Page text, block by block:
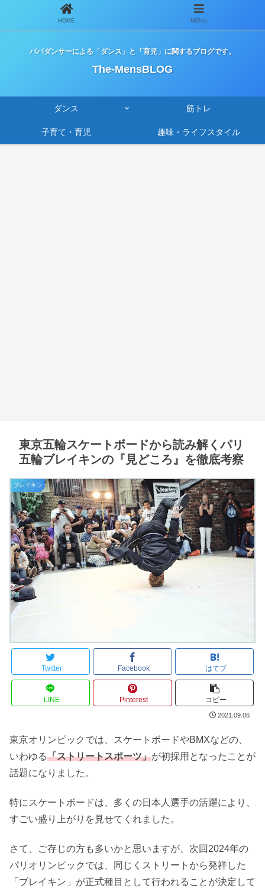
パパダンサーによる「ダンス」と「育児」に関するブログです。
The-MensBLOG
ダンス 筋トレ
子育て・育児 趣味・ライフスタイル
東京五輪スケートボードから読み解くパリ
五輪ブレイキンの『見どころ』を徹底考察
ブレイキン
Twitter Facebook はてブ
LINE Pinterest コピー
2021.09.06
東京オリンピックでは、スケートボードやBMXなどの、
いわゆる「ストリートスポーツ」が初採用となったことが
話題になりました。
特にスケートボードは、多くの日本人選手の活躍により、
すごい盛り上がりを見せてくれました。
さて、ご存じの方も多いかと思いますが、次回2024年の
パリオリンピックでは、同じくストリートから発祥した
「ブレイキン」が正式種目として行われることが決定して
HOME MENU